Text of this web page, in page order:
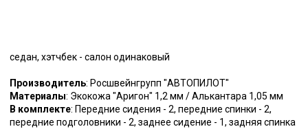
седан, хэтчбек - салон одинаковый
Производитель: Росшвейнгрупп "АВТОПИЛОТ"
Материалы: Экокожа "Аригон" 1,2 мм / Алькантара 1,05 мм
В комплекте: Передние сидения - 2, передние спинки - 2,
передние подголовники - 2, заднее сидение - 1, задняя спинка